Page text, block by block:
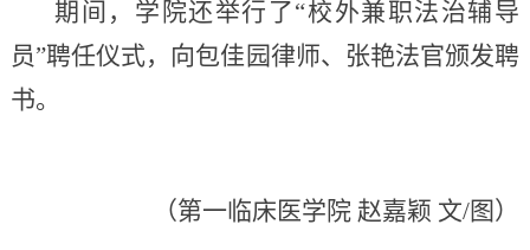
期间，学院还举行了“校外兼职法治辅导
员”聘任仪式，向包佳园律师、张艳法官颁发聘
书。
（第一临床医学院 赵嘉颖 文/图）